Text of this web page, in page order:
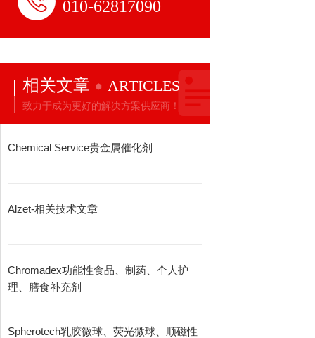
010-62817090
相关文章 ARTICLES
致力于成为更好的解决方案供应商！
Chemical Service贵金属催化剂
Alzet-相关技术文章
Chromadex功能性食品、制药、个人护
理、膳食补充剂
Spherotech乳胶微球、荧光微球、顺磁性